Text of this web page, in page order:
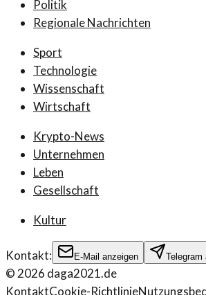
Politik
Regionale Nachrichten
Sport
Technologie
Wissenschaft
Wirtschaft
Krypto-News
Unternehmen
Leben
Gesellschaft
Kultur
Kontakt: E-Mail anzeigen Telegram
© 2026 daga2021.de
KontaktCookie-Richtlinie